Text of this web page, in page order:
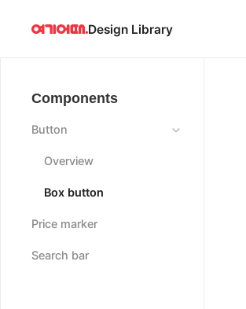
Design Library
Components
Button
Overview
Box button
Price marker
Search bar